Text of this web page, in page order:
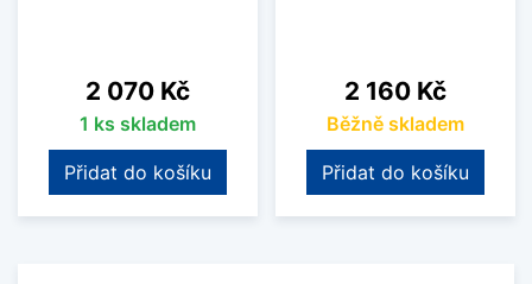
Cena
2 070 Kč
1 ks skladem
Přidat do košíku
Cena
2 160 Kč
Běžně skladem
Přidat do košíku